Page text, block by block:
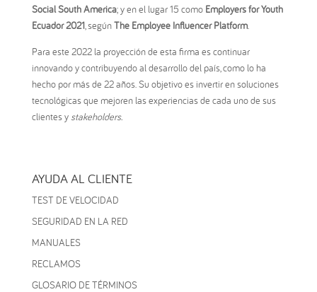
Social South America; y en el lugar 15 como Employers for Youth
Ecuador 2021, segúnThe Employee Influencer Platform.
Para este 2022 la proyección de esta firma es continuar
innovando y contribuyendo al desarrollo del país, como lo ha
hecho por más de 22 años. Su objetivo es invertir en soluciones
tecnológicas que mejoren las experiencias de cada uno de sus
clientes y stakeholders.
AYUDA AL CLIENTE
TEST DE VELOCIDAD
SEGURIDAD EN LA RED
MANUALES
RECLAMOS
GLOSARIO DE TÉRMINOS